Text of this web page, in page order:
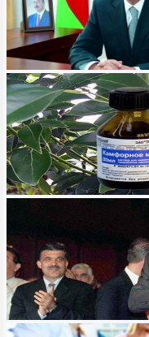
Feyr-Pley reytinqində
DƏHŞƏTLİ QƏZADA
Müdafiə
hücum olundu -
Bu ərazilərdə radara
İki qurum
Samir Şərifov yola
Səhiyyədə
müəmması” - Pulsuz